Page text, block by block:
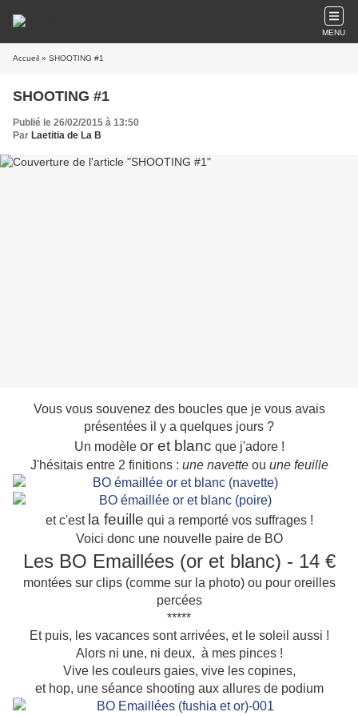
MENU
Accueil » SHOOTING #1
SHOOTING #1
Publié le 26/02/2015 à 13:50
Par Laetitia de La B
Vous vous souvenez des boucles que je vous avais
présentées il y a quelques jours ?
Un modèle or et blanc que j'adore !
J'hésitais entre 2 finitions : une navetteou une feuille
et c'est la feuille qui a remporté vos suffrages !
Voici donc une nouvelle paire de BO
Les BO Emaillées (or et blanc) - 14 €
montées sur clips (comme sur la photo) ou pour oreilles
percées
*****
Et puis, les vacances sont arrivées, et le soleil aussi !
Alors ni une, ni deux, à mes pinces !
Vive les couleurs gaies, vive les copines,
et hop, une séance shooting aux allures de podium